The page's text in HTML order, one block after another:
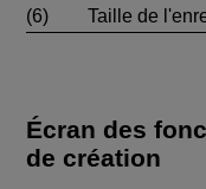
(6)
Taille de
Écran des
de création